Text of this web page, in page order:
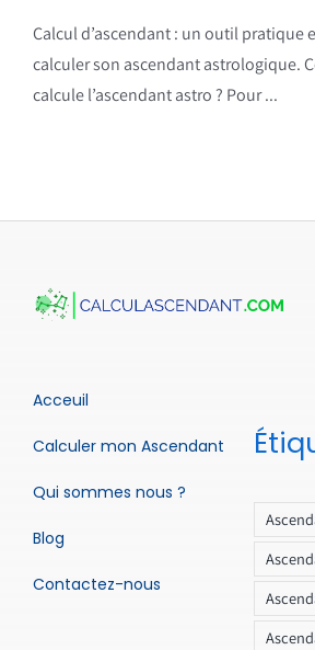
Calcul d’ascendant : un outil pratique
calculer son ascendant astrologique.
calcule l’ascendant astro ? Pour ...
Acceuil
Calculer mon Ascendant
Qui sommes nous ?
Blog
Contactez-nous